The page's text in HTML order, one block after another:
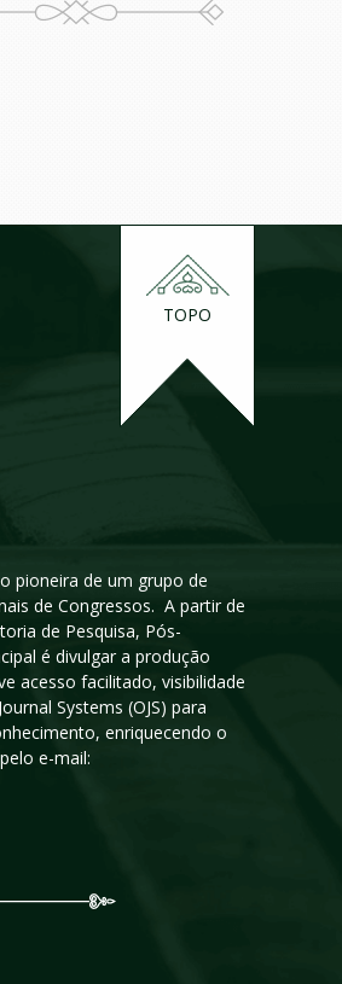
TOPO
pioneira de um grupo de
de Congressos. A partir de
de Pesquisa, Pós-
é divulgar a produção
acesso facilitado, visibilidade
Systems (OJS) para
enriquecendo o
e-mail: